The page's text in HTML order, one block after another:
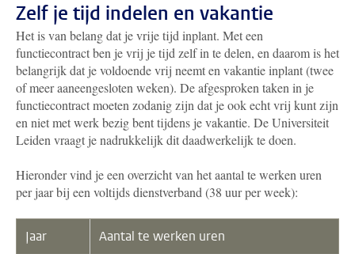
Zelf je tijd indelen en vakantie
Het is van belang dat je vrije tijd inplant. Met een
functiecontract ben je vrij je tijd zelf in te delen, en daarom is het
belangrijk dat je voldoende vrij neemt en vakantie inplant (twee
of meer aaneengesloten weken). De afgesproken taken in je
functiecontract moeten zodanig zijn dat je ook echt vrij kunt zijn
en niet met werk bezig bent tijdens je vakantie. De Universiteit
Leiden vraagt je nadrukkelijk dit daadwerkelijk te doen.
Hieronder vind je een overzicht van het aantal te werken uren
per jaar bij een voltijds dienstverband (38 uur per week):
Jaar Aantal te werken uren